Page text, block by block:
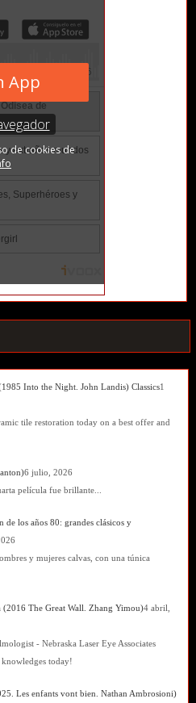
Into the Night. John Landis) Classics1
tile restoration today on a best offer and
6 julio, 2026
película fue brillante...
de los años 80: grandes clásicos y
y mujeres calvas, con una túnica
The Great Wall. Zhang Yimou)4 abril,
- Nebraska Laser Eye Associates
today!
Les enfants vont bien. Nathan Ambrosioni)